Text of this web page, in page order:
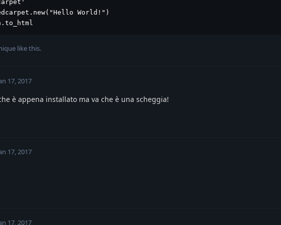
World!")
like this.
17, 2017
è appena installato ma va che è una scheggia!
17, 2017
17, 2017